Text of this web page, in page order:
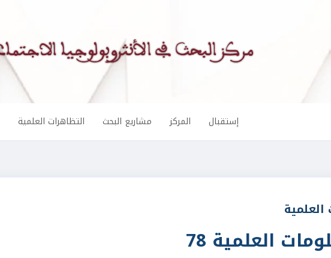
إستقبال المركز مشاريع البحث التظاهرات العلمية
العلمية
العلمية 78